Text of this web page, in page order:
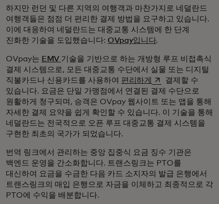
하지만 런던 및 다른 지역의 여행객과 마찬가지로 네덜란드
여행객들은 점점 더 편리한 결제 방법을 요구하고 있습니다.
이에 대응하여 네덜란드는 대중교통 시스템에 한 단계
진화한 기술을 도입했습니다: OVpay입니다.
OVpay는 EMV 기술을 기반으로 하는 개방형 루프 비접촉식
결제 시스템으로, 모든 대중교통 수단에서 실물 또는 디지털
직불카드나 신용카드를 사용하여 편리하게 새 탭에서 열림
결제할 수
있습니다. 요금은 단일 가맹점에서 연결된 결제 수단으로
원활하게 청구되며, 승객은 OVpay 웹사이트 또는 앱을 통해
자세한 결제 요약을 쉽게 확인할 수 있습니다. 이 기술을 통해
네덜란드는 전국적으로 오픈 루프 대중교통 결제 시스템을
구현한 최초의 국가가 되었습니다.
번역 링크에서 관리하는 중앙 집중식 요금 징수 기관은
백엔드 운영을 간소화합니다. 트랜스링크는 PTO를
대신하여 요금을 수금한 다음 카드 소지자의 발급 은행에서
트랜스링크의 매입 은행으로 자금을 이체하고 최종적으로 각
PTO에 수익을 배분합니다.